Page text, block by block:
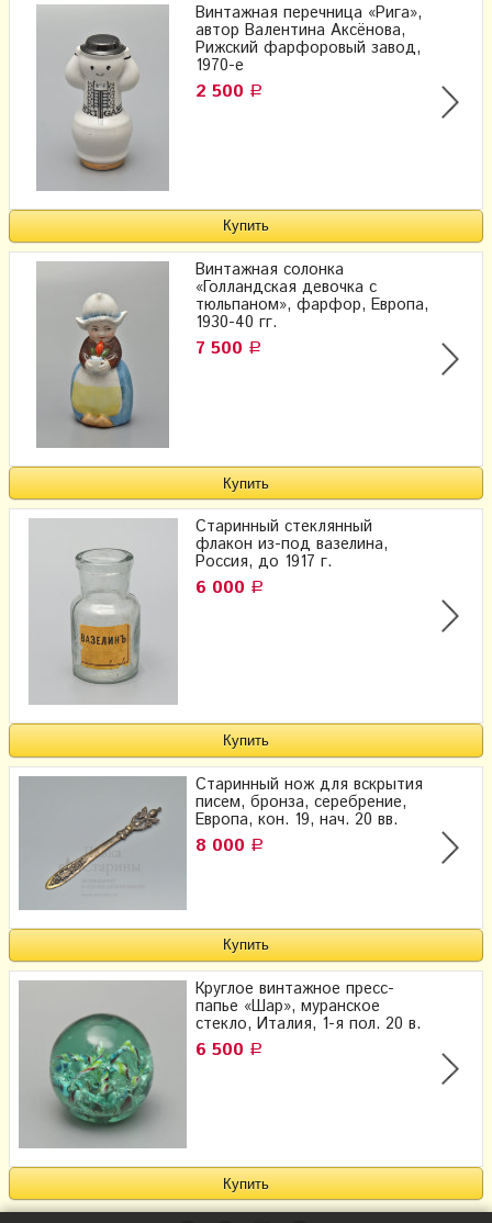
Винтажная перечница «Рига»,
автор Валентина Аксёнова,
Рижский фарфоровый завод,
1970-е
2 500 Р
Винтажная солонка
«Голландская девочка с
тюльпаном», фарфор, Европа,
1930-40 гг.
7 500 Р
Старинный стеклянный
флакон из-под вазелина,
Россия, до 1917 г.
6 000 Р
Старинный нож для вскрытия
писем, бронза, серебрение,
Европа, кон. 19, нач. 20 вв.
8 000 Р
Круглое винтажное пресс-
папье «Шар», муранское
стекло, Италия, 1-я пол. 20 в.
6 500 Р